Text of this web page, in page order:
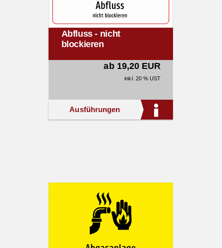
Abfluss - nicht
blockieren
ab 19,20 EUR
inkl. 20 % UST
Ausführungen